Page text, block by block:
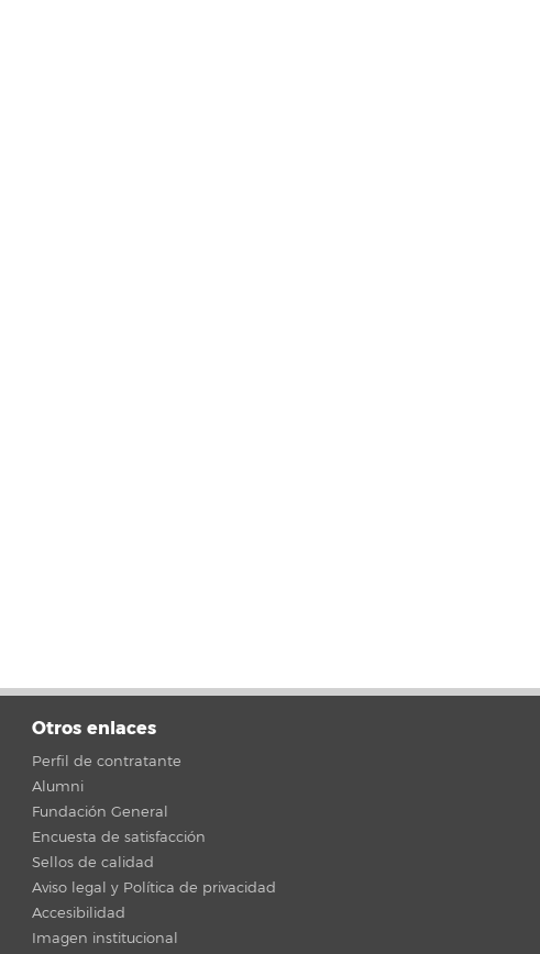
Otros enlaces
Perfil de contratante
Alumni
Fundación General
Encuesta de satisfacción
Sellos de calidad
Aviso legal y Política de privacidad
Accesibilidad
Imagen institucional